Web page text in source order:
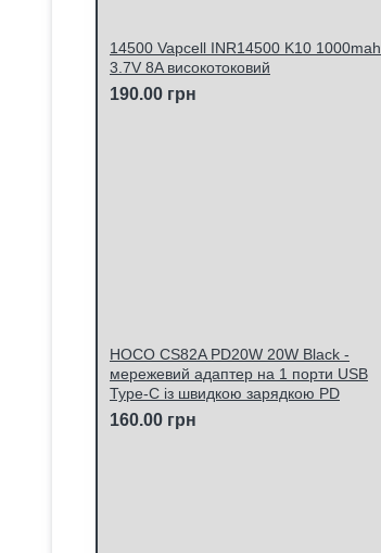
14500 Vapcell INR14500 K10 1000mah
3.7V 8A високотоковий
190.00 грн
HOCO CS82A PD20W 20W Black -
мережевий адаптер на 1 порти USB
Type-C із швидкою зарядкою PD
160.00 грн